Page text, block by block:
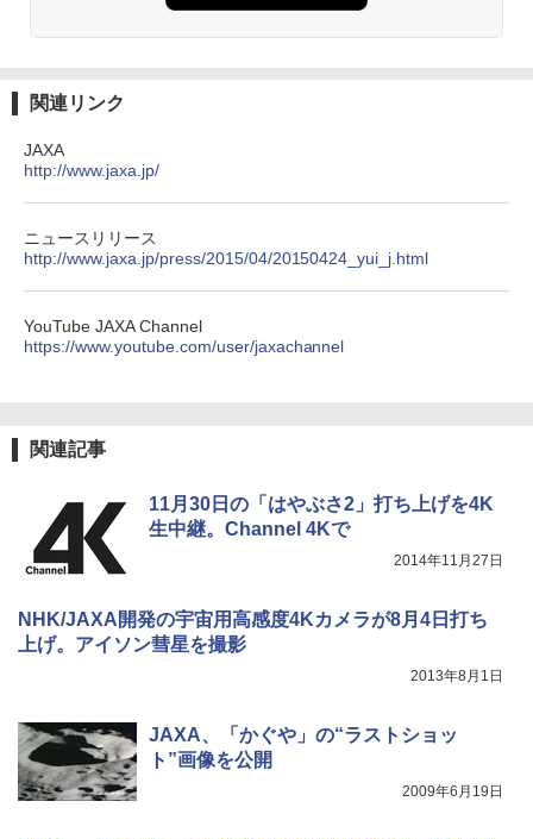
関連リンク
JAXA
http://www.jaxa.jp/
ニュースリリース
http://www.jaxa.jp/press/2015/04/20150424_yui_j.html
YouTube JAXA Channel
https://www.youtube.com/user/jaxachannel
関連記事
11月30日の「はやぶさ2」打ち上げを4K
生中継。Channel 4Kで
2014年11月27日
NHK/JAXA開発の宇宙用高感度4Kカメラが8月4日打ち
上げ。アイソン彗星を撮影
2013年8月1日
JAXA、「かぐや」の“ラストショッ
ト”画像を公開
2009年6月19日